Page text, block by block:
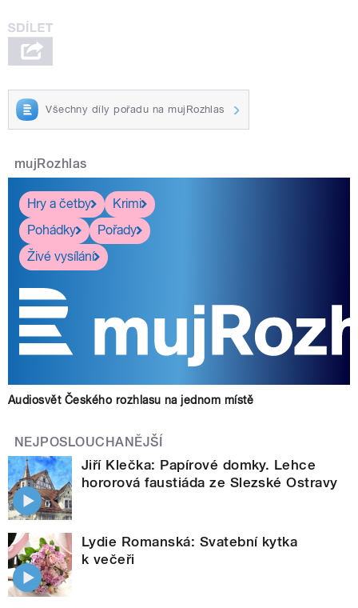
Všechny díly pořadu na mujRozhlas
mujRozhlas
Hry a četby
Krimi
Pohádky
Pořady
Živé vysílání
Audiosvět Českého rozhlasu na jednom místě
NEJPOSLOUCHANĚJŠÍ
Jiří Klečka: Papírové domky. Lehce
hororová faustiáda ze Slezské Ostravy
Lydie Romanská: Svatební kytka
k večeři